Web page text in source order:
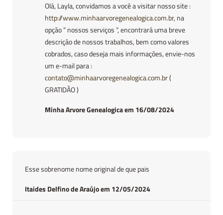
Olá, Layla, convidamos a você a visitar nosso site :
http://www.minhaarvoregenealogica.com.br, na
opção ” nossos serviços “, encontrará uma breve
descrição de nossos trabalhos, bem como valores
cobrados, caso deseja mais informações, envie-nos
um e-mail para :
contato@minhaarvoregenealogica.com.br(
GRATIDÃO )
Minha Arvore Genealogica em 16/08/2024
Esse sobrenome nome original de que pais
Itaides Delfino de Araújo em 12/05/2024